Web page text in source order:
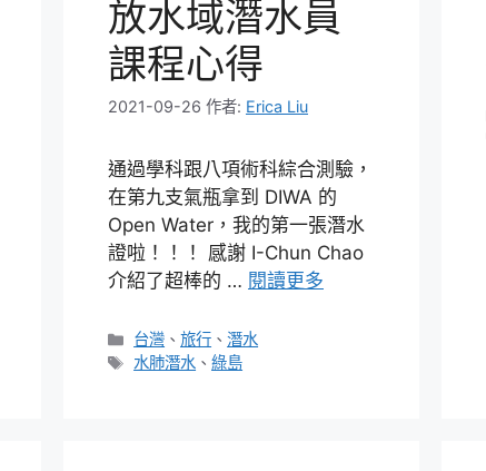
放水域潛水員
課程心得
2021-09-26 作者: Erica Liu
通過學科跟八項術科綜合測驗，
在第九支氣瓶拿到 DIWA 的
Open Water，我的第一張潛水
證啦！！！ 感謝 I-Chun Chao
介紹了超棒的 … 閱讀更多
分
類
台灣 、旅行 、潛水
標
水肺潛水 、綠島